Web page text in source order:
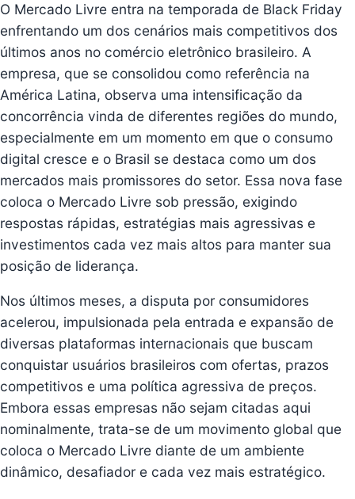
O Mercado Livre entra na temporada de Black Friday
enfrentando um dos cenários mais competitivos dos
últimos anos no comércio eletrônico brasileiro. A
empresa, que se consolidou como referência na
América Latina, observa uma intensificação da
concorrência vinda de diferentes regiões do mundo,
especialmente em um momento em que o consumo
digital cresce e o Brasil se destaca como um dos
mercados mais promissores do setor. Essa nova fase
coloca o Mercado Livre sob pressão, exigindo
respostas rápidas, estratégias mais agressivas e
investimentos cada vez mais altos para manter sua
posição de liderança.
Nos últimos meses, a disputa por consumidores
acelerou, impulsionada pela entrada e expansão de
diversas plataformas internacionais que buscam
conquistar usuários brasileiros com ofertas, prazos
competitivos e uma política agressiva de preços.
Embora essas empresas não sejam citadas aqui
nominalmente, trata-se de um movimento global que
coloca o Mercado Livre diante de um ambiente
dinâmico, desafiador e cada vez mais estratégico.